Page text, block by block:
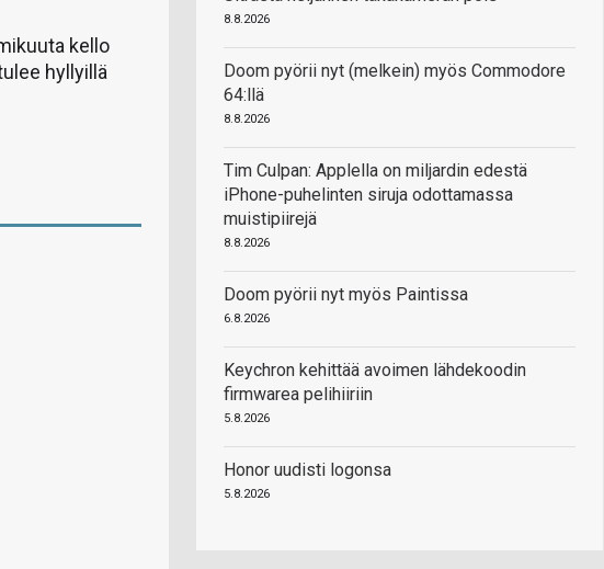
kello
hyllyillä
8.8.2026
Doom pyörii nyt (melkein) myös Commodore
64:llä
8.8.2026
Tim Culpan: Applella on miljardin edestä
iPhone-puhelinten siruja odottamassa
muistipiirejä
8.8.2026
Doom pyörii nyt myös Paintissa
6.8.2026
Keychron kehittää avoimen lähdekoodin
firmwarea pelihiiriin
5.8.2026
Honor uudisti logonsa
5.8.2026